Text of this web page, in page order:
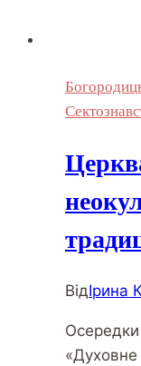
ВідІрина
Осередки
«Духовне